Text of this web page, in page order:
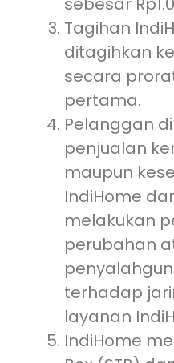
Tagihan
ditagihkan
secara
pertama.
Pelanggan
penjualan
maupun
IndiHome
melakukan
perubahan
terhadap
layanan
IndiHome